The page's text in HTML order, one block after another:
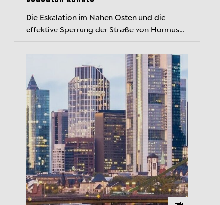
Die Eskalation im Nahen Osten und die
effektive Sperrung der Straße von Hormus
globalen Energiemärkte und die
Weltwirtscha...